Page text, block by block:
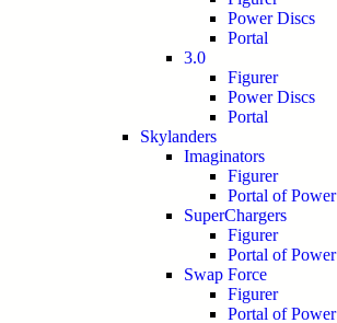
Power Discs
Portal
3.0
Figurer
Power Discs
Portal
Skylanders
Imaginators
Figurer
Portal of Power
SuperChargers
Figurer
Portal of Power
Swap Force
Figurer
Portal of Power